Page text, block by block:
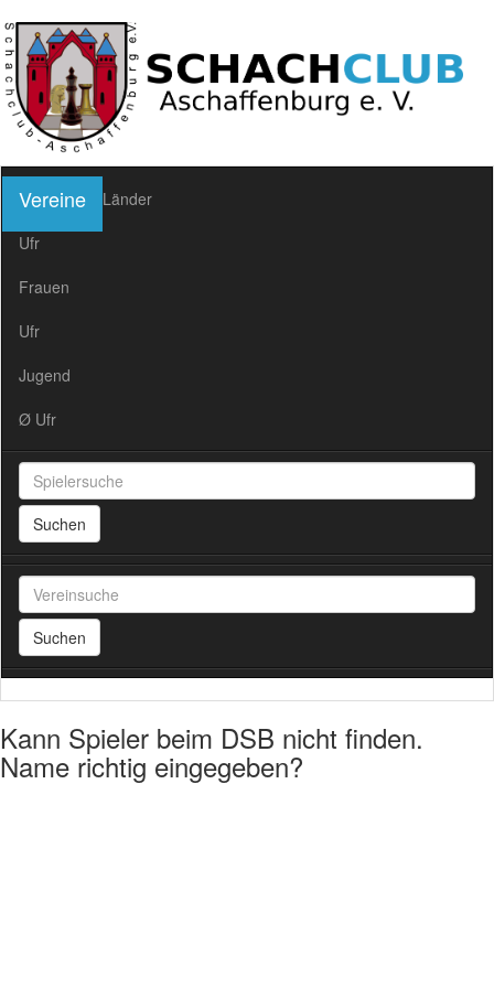
Vereine
Länder
Ufr
Frauen
Ufr
Jugend
Ø Ufr
Suchen
Suchen
Kann Spieler beim DSB nicht finden.
Name richtig eingegeben?